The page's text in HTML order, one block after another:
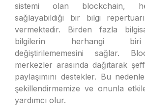
sistemi olan blockchain,
sağlayabildiği bir bilgi
vermektedir. Birden fazla
bilgilerin herhangi biri
değiştirilememesini sağlar.
merkezler arasında dağıtarak
paylaşımını destekler. Bu
şekillendirmemize ve onunla
yardımcı olur.